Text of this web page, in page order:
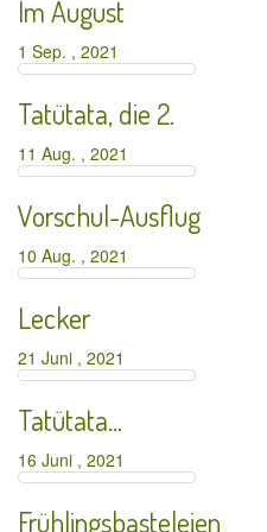
Im August
1 Sep. , 2021
Tatütata, die 2.
11 Aug. , 2021
Vorschul-Ausflug
10 Aug. , 2021
Lecker
21 Juni , 2021
Tatütata…
16 Juni , 2021
Frühlingsbasteleien